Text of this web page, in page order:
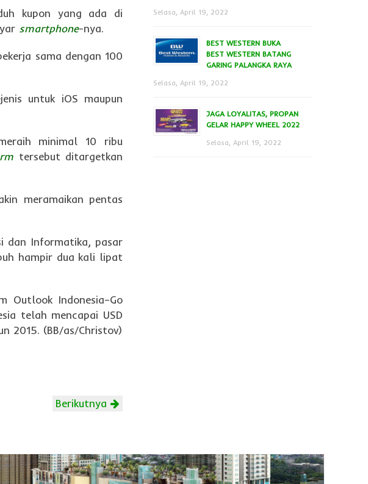
kupon yang ada di
smartphone-nya.
sama dengan 100
untuk iOS maupun
minimal 10 ribu
tersebut ditargetkan
meramaikan pentas
dan Informatika, pasar
hampir dua kali lipat
Outlook Indonesia–Go
telah mencapai USD
2015. (BB/as/Christov)
Berikutnya
Selasa, April 19, 2022
BEST WESTERN BUKA
BEST WESTERN BATANG
GARING PALANGKA RAYA
Selasa, April 19, 2022
JAGA LOYALITAS, PROPAN
GELAR HAPPY WHEEL 2022
Selasa, April 19, 2022